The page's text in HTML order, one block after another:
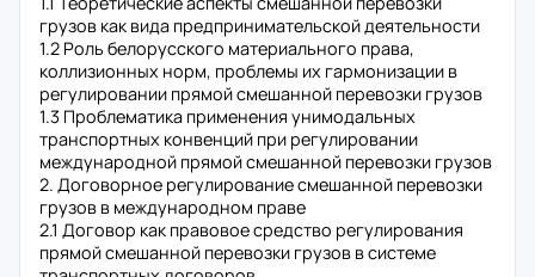
грузов как вида предпринимательской деятельности
1.2 Роль белорусского материального права,
коллизионных норм, проблемы их гармонизации в
регулировании прямой смешанной перевозки грузов
1.3 Проблематика применения унимодальных
транспортных конвенций при регулировании
международной прямой смешанной перевозки грузов
2. Договорное регулирование смешанной перевозки
грузов в международном праве
2.1 Договор как правовое средство регулирования
прямой смешанной перевозки грузов в системе